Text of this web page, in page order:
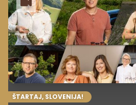
ŠTARTAJ, SLOVENIJA!